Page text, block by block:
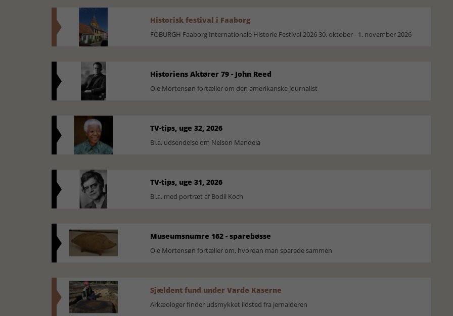
Historisk festival i Faaborg
FOBURGH Faaborg Internationale Historie Festival 2026 30. oktober - 1. november 2026
Historiens Aktører 79 - John Reed
Ole Mortensøn fortæller om den amerikanske journalist
TV-tips, uge 32, 2026
Bl.a. udsendelse om Nelson Mandela
TV-tips, uge 31, 2026
Bl.a. med portræt af Bodil Koch
Museumsnumre 162 - sparebøsse
Ole Mortensøn fortæller om, hvordan man sparede sammen
Sjældent fund under Varde Kaserne
Arkæologer finder udsmykket ildsted fra jernalderen